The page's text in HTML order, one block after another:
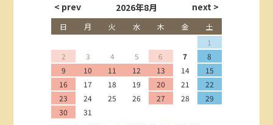
2026年8月
日 月 火 水 木 金
土
1
2
3 4 5 6 7
8
9
10 11 12 13 14
15
16
17 18 19 20 21
22
23
24 25 26 27 28
29
30
31